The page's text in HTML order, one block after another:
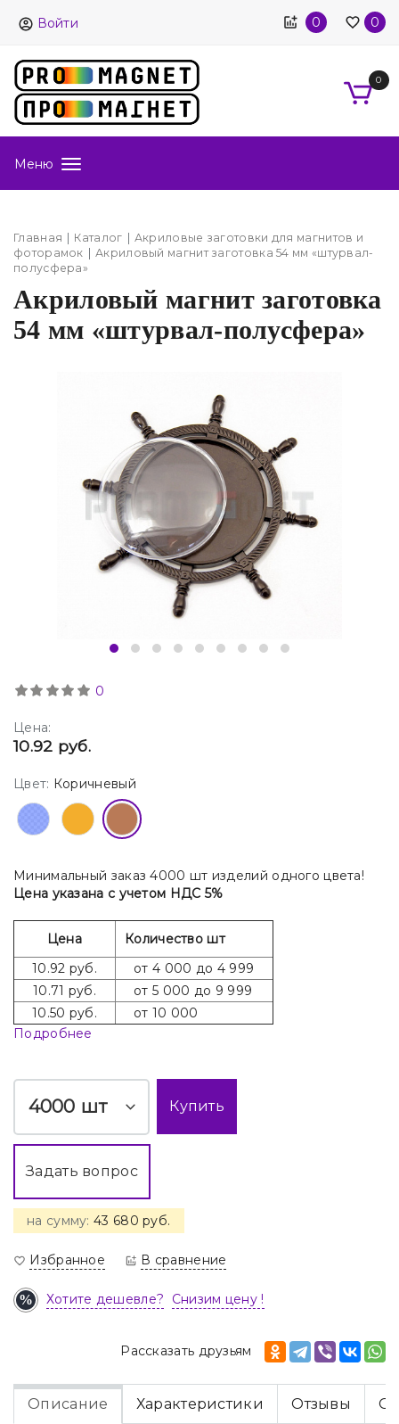
Войти 0 0
0
Меню
Главная Каталог
Акриловые заготовки для магнитов и
фоторамок
Акриловый магнит заготовка 54 мм «штурвал-
полусфера»
Акриловый магнит заготовка
54 мм «штурвал-полусфера»
0
Цена:
10.92 руб.
Цвет: Коричневый
Минимальный заказ 4000 шт изделий одного цвета!
Цена указана с учетом НДС 5%
Цена
Количество шт
10.92 руб.
от 4 000 до 4 999
10.71 руб.
от 5 000 до 9 999
10.50 руб.
от 10 000
Подробнее
шт Купить
Задать вопрос
на сумму:43 680 руб.
Избранное В сравнение
Хотите дешевле? Снизим цену !
Рассказать друзьям
Описание Характеристики Отзывы